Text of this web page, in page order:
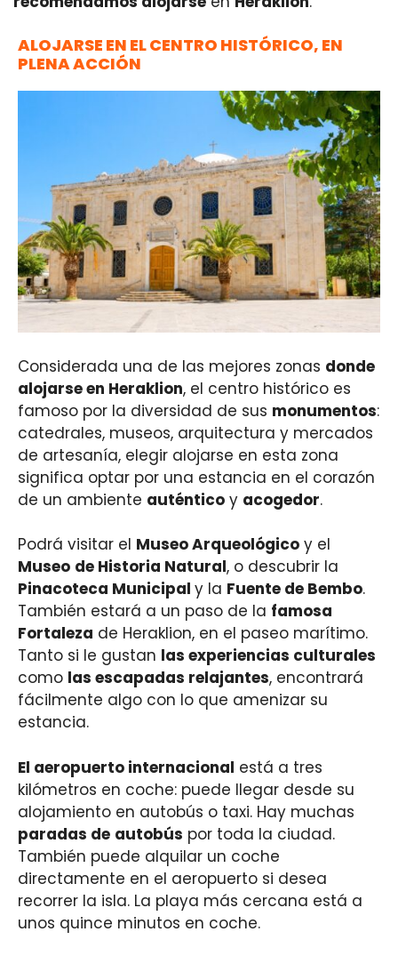
ALOJARSE EN EL CENTRO HISTÓRICO, EN
PLENA ACCIÓN
Considerada una de las mejores zonas donde
alojarse en Heraklion, el centro histórico es
famoso por la diversidad de sus monumentos:
catedrales, museos, arquitectura y mercados
de artesanía, elegir alojarse en esta zona
significa optar por una estancia en el corazón
de un ambiente auténtico y acogedor.
Podrá visitar el Museo Arqueológico y el
Museo de Historia Natural, o descubrir la
Pinacoteca Municipal y la Fuente de Bembo.
También estará a un paso de la famosa
Fortaleza de Heraklion, en el paseo marítimo.
Tanto si le gustan las experiencias culturales
como las escapadas relajantes, encontrará
fácilmente algo con lo que amenizar su
estancia.
El aeropuerto internacional está a tres
kilómetros en coche: puede llegar desde su
alojamiento en autobús o taxi. Hay muchas
paradas de autobús por toda la ciudad.
También puede alquilar un coche
directamente en el aeropuerto si desea
recorrer la isla. La playa más cercana está a
unos quince minutos en coche.